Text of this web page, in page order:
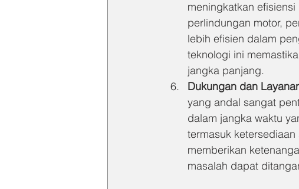
meningkatkan
perlindungan motor,
lebih efisien dalam
teknologi ini
jangka panjang.
Dukungan dan
yang andal sangat
dalam jangka waktu
termasuk
memberikan
masalah dapat